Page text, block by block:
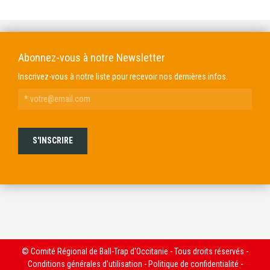
Abonnez-vous à notre Newsletter
Inscrivez-vous à notre liste pour recevoir nos dernières infos.
© Comité Régional de Ball-Trap d'Occitanie - Tous droits réservés -
Conditions générales d'utilisation - Politique de confidentialité -